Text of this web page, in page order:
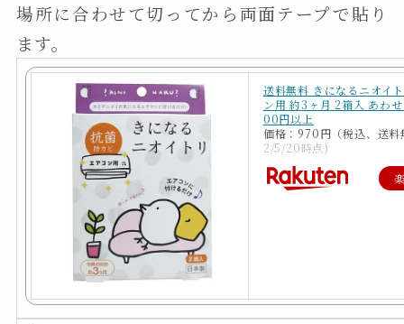
場所に合わせて切ってから両面テープで貼り
ます。
送料無料 きになるニオイ
ン用 約3ヶ月 2箱入 あわ
00円以上
価格：970円（税込、送
2/5/20時点)